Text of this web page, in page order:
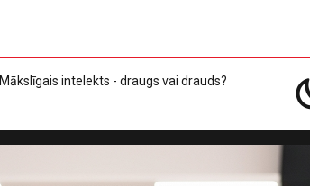
Mākslīgais intelekts - draugs vai drauds?